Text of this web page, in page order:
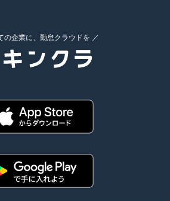
の企業に、勤怠クラウドを ／